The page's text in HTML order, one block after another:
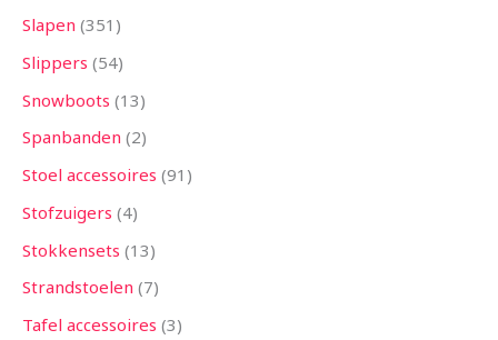
Slapen 351
Slippers 54
Snowboots 13
Spanbanden 2
Stoel accessoires 91
Stofzuigers 4
Stokkensets 13
Strandstoelen 7
Tafel accessoires 3